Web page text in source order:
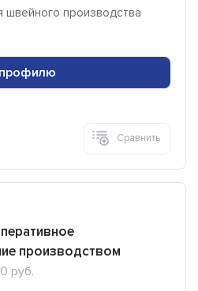
производства
Сравнить
производством
руб.